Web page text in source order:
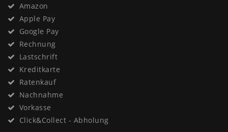
Amazon
Apple Pay
Google Pay
Rechnung
Lastschrift
Kreditkarte
Ratenkauf
Nachnahme
Vorkasse
Click&Collect - Abholung